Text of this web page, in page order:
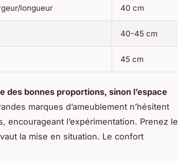
longueur 40 cm
40-45 cm
45 cm
des bonnes proportions, sinon l’espace
marques d’ameublement n’hésitent
encourageant l’expérimentation. Prenez le
la mise en situation. Le confort